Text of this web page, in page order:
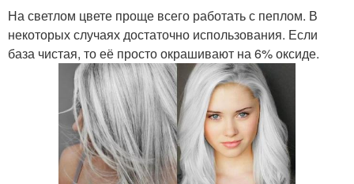
На светлом цвете проще всего работать с пеплом. В
некоторых случаях достаточно использования. Если
база чистая, то её просто окрашивают на 6% оксиде.